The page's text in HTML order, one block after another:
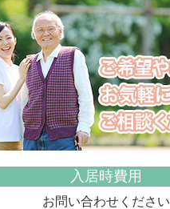
入居時費用
お問い合わせください